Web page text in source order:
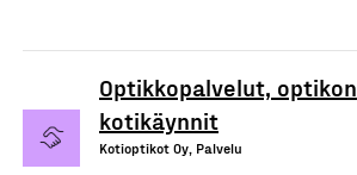
Optikkopalvelut, optikon
kotikäynnit
Kotioptikot Oy, Palvelu